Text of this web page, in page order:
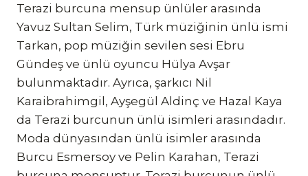
Terazi burcuna mensup ünlüler arasında
Yavuz Sultan Selim, Türk müziğinin ünlü ismi
Tarkan, pop müziğin sevilen sesi Ebru
Gündeş ve ünlü oyuncu Hülya Avşar
bulunmaktadır. Ayrıca, şarkıcı Nil
Karaibrahimgil, Ayşegül Aldinç ve Hazal Kaya
da Terazi burcunun ünlü isimleri arasındadır.
Moda dünyasından ünlü isimler arasında
Burcu Esmersoy ve Pelin Karahan, Terazi